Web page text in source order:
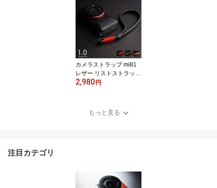
レザー ストラップ かわ
いい かっこいい デジタ
ルカメラ ミラーレスカメ
ラ 一眼レフ クラシック
カメラ カメラ女子 Came
ra Neck Strap
カメラストラップ mi81
レザー リストストラップ
1.0 MH202 3colors ヒモ
い かわいい 牛革 本革 ハ
ンドストラップ ミラーレ
2,980円
もっと見る
注目カテゴリ